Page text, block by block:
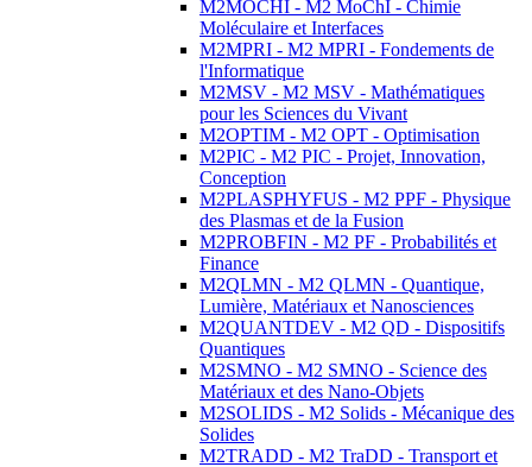
M2MOCHI - M2 MoChI - Chimie
Moléculaire et Interfaces
M2MPRI - M2 MPRI - Fondements de
l'Informatique
M2MSV - M2 MSV - Mathématiques
pour les Sciences du Vivant
M2OPTIM - M2 OPT - Optimisation
M2PIC - M2 PIC - Projet, Innovation,
Conception
M2PLASPHYFUS - M2 PPF - Physique
des Plasmas et de la Fusion
M2PROBFIN - M2 PF - Probabilités et
Finance
M2QLMN - M2 QLMN - Quantique,
Lumière, Matériaux et Nanosciences
M2QUANTDEV - M2 QD - Dispositifs
Quantiques
M2SMNO - M2 SMNO - Science des
Matériaux et des Nano-Objets
M2SOLIDS - M2 Solids - Mécanique des
Solides
M2TRADD - M2 TraDD - Transport et